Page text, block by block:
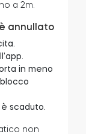
a 2m.
annullato
in meno
scaduto.
non